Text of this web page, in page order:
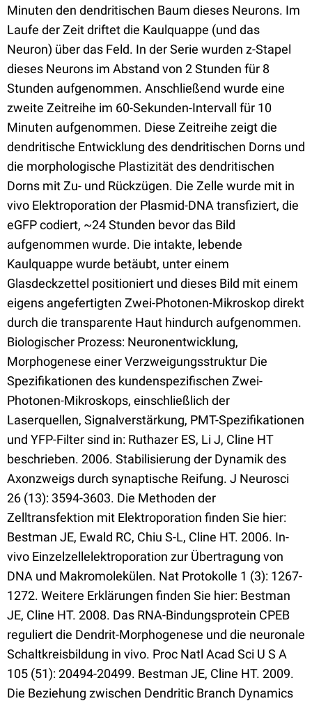
Minuten den dendritischen Baum dieses Neurons. Im
Laufe der Zeit driftet die Kaulquappe (und das
Neuron) über das Feld. In der Serie wurden z-Stapel
dieses Neurons im Abstand von 2 Stunden für 8
Stunden aufgenommen. Anschließend wurde eine
zweite Zeitreihe im 60-Sekunden-Intervall für 10
Minuten aufgenommen. Diese Zeitreihe zeigt die
dendritische Entwicklung des dendritischen Dorns und
die morphologische Plastizität des dendritischen
Dorns mit Zu- und Rückzügen. Die Zelle wurde mit in
vivo Elektroporation der Plasmid-DNA transfiziert, die
eGFP codiert, ~24 Stunden bevor das Bild
aufgenommen wurde. Die intakte, lebende
Kaulquappe wurde betäubt, unter einem
Glasdeckzettel positioniert und dieses Bild mit einem
eigens angefertigten Zwei-Photonen-Mikroskop direkt
durch die transparente Haut hindurch aufgenommen.
Biologischer Prozess: Neuronentwicklung,
Morphogenese einer Verzweigungsstruktur Die
Spezifikationen des kundenspezifischen Zwei-
Photonen-Mikroskops, einschließlich der
Laserquellen, Signalverstärkung, PMT-Spezifikationen
und YFP-Filter sind in: Ruthazer ES, Li J, Cline HT
beschrieben. 2006. Stabilisierung der Dynamik des
Axonzweigs durch synaptische Reifung. J Neurosci
26 (13): 3594-3603. Die Methoden der
Zelltransfektion mit Elektroporation finden Sie hier:
Bestman JE, Ewald RC, Chiu S-L, Cline HT. 2006. In-
vivo Einzelzellelektroporation zur Übertragung von
DNA und Makromolekülen. Nat Protokolle 1 (3): 1267-
1272. Weitere Erklärungen finden Sie hier: Bestman
JE, Cline HT. 2008. Das RNA-Bindungsprotein CPEB
reguliert die Dendrit-Morphogenese und die neuronale
Schaltkreisbildung in vivo. Proc Natl Acad Sci U S A
105 (51): 20494-20499. Bestman JE, Cline HT. 2009.
Die Beziehung zwischen Dendritic Branch Dynamics